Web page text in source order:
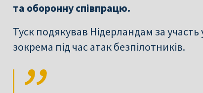
та оборонну співпрацю.
Туск подякував Нідерландам за
зокрема під час атак безпілотників.